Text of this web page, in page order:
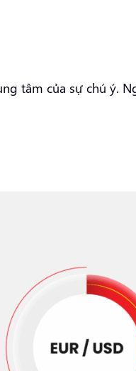
tâm của sự chú ý.